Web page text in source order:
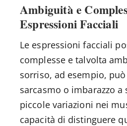
Ambiguità e
Espressioni Facciali
Le espressioni facciali
complesse e talvolta
sorriso, ad esempio,
sarcasmo o imbarazzo a
piccole variazioni nei
capacità di distinguere